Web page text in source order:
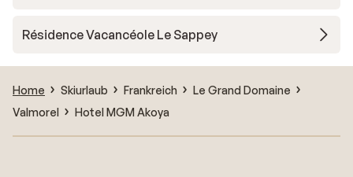
Résidence Vacancéole Le Sappey
Home Skiurlaub Frankreich
Le Grand Domaine
Valmorel
Hotel MGM Akoya